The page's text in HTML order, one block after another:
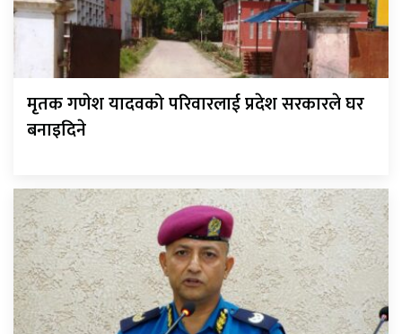
मृतक गणेश यादवको परिवारलाई प्रदेश सरकारले घर
बनाइदिने